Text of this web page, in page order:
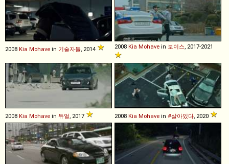
2008 Kia Mohave in 기술자들 , 2014 2008 Kia Mohave in 보이스 , 2017-2021
2008 Kia Mohave in 듀얼, 2017 2008 Kia Mohave in #살아있다, 2020